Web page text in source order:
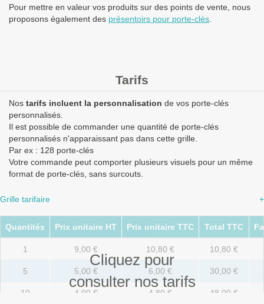
Pour mettre en valeur vos produits sur des points de vente, nous
proposons également des présentoirs pour porte-clés.
Tarifs
Nos tarifs incluent la personnalisation de vos porte-clés
personnalisés.
Il est possible de commander une quantité de porte-clés
personnalisés n'apparaissant pas dans cette grille.
Par ex : 128 porte-clés
Votre commande peut comporter plusieurs visuels pour un même
format de porte-clés, sans surcouts.
Grille tarifaire +
Cliquez pour
consulter nos tarifs
Quantités Prix unitaire HT Prix unitaire TTC Total TTC
1 9,00 € 10,80 € 10,80 €
5 5,00 € 6,00 € 30,00 €
10 4,00 € 4,80 € 48,00 €